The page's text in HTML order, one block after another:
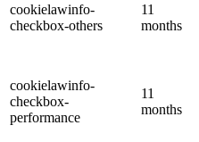
cookielawinfo-
checkbox-others
11
months
cookielawinfo-
checkbox-
performance
11
months